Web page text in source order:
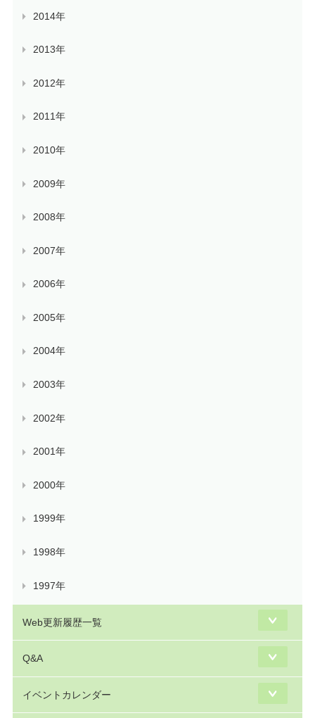
2014年
2013年
2012年
2011年
2010年
2009年
2008年
2007年
2006年
2005年
2004年
2003年
2002年
2001年
2000年
1999年
1998年
1997年
Web更新履歴一覧
Q&A
イベントカレンダー